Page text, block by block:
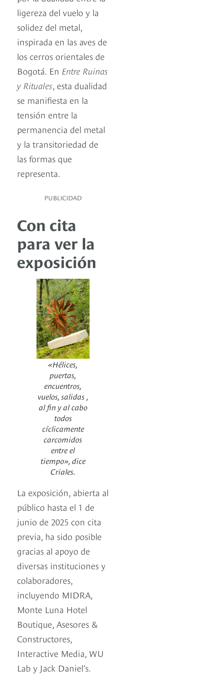
ligereza del vuelo y la
solidez del metal,
inspirada en las aves de
los cerros orientales de
Bogotá. En Entre Ruinas
y Rituales, esta dualidad
se manifiesta en la
tensión entre la
permanencia del metal
y la transitoriedad de
las formas que
representa.
PUBLICIDAD
Con cita
para ver la
exposición
«Hélices,
puertas,
encuentros,
vuelos, salidas ,
al fin y al cabo
todos
cíclicamente
carcomidos
entre el
tiempo», dice
Criales.
La exposición, abierta al
público hasta el 1 de
junio de 2025 con cita
previa, ha sido posible
gracias al apoyo de
diversas instituciones y
colaboradores,
incluyendo MIDRA,
Monte Luna Hotel
Boutique, Asesores &
Constructores,
Interactive Media, WU
Lab y Jack Daniel’s.